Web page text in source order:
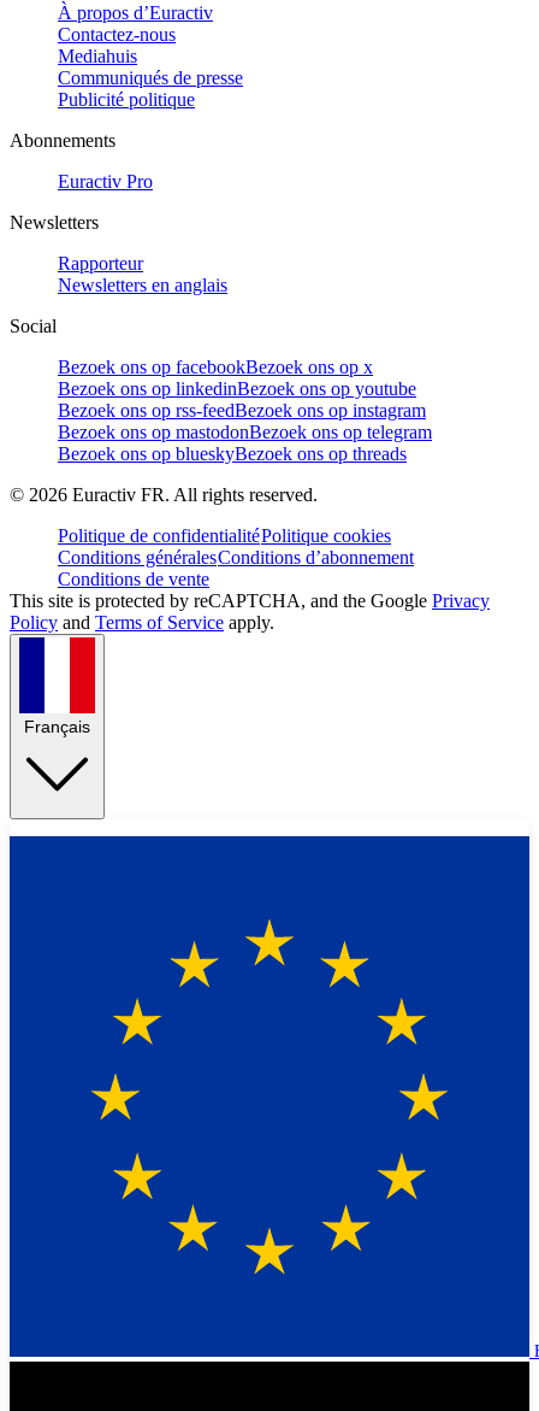
À propos d’Euractiv
Contactez-nous
Mediahuis
Communiqués de presse
Publicité politique
Abonnements
Euractiv Pro
Newsletters
Rapporteur
Newsletters en anglais
Social
Bezoek ons op facebookBezoek ons op x
Bezoek ons op linkedinBezoek ons op youtube
Bezoek ons op rss-feedBezoek ons op instagram
Bezoek ons op mastodonBezoek ons op telegram
Bezoek ons op blueskyBezoek ons op threads
© 2026 Euractiv FR. All rights reserved.
Politique de confidentialitéPolitique cookies
Conditions généralesConditions d’abonnement
Conditions de vente
This site is protected by reCAPTCHA, and the Google Privacy
Policy and Terms of Service apply.
Français